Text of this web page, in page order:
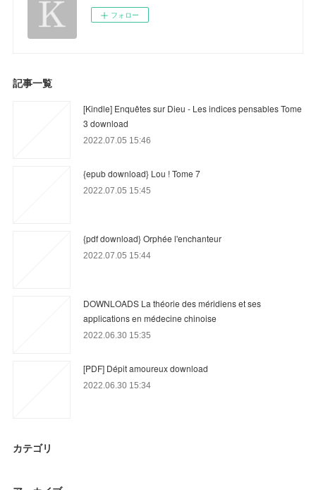
フォロー
記事一覧
[Kindle] Enquêtes sur Dieu - Les indices pensables Tome
3 download
2022.07.05 15:46
{epub download} Lou ! Tome 7
2022.07.05 15:45
{pdf download} Orphée l'enchanteur
2022.07.05 15:44
DOWNLOADS La théorie des méridiens et ses
applications en médecine chinoise
2022.06.30 15:35
[PDF] Dépit amoureux download
2022.06.30 15:34
カテゴリ